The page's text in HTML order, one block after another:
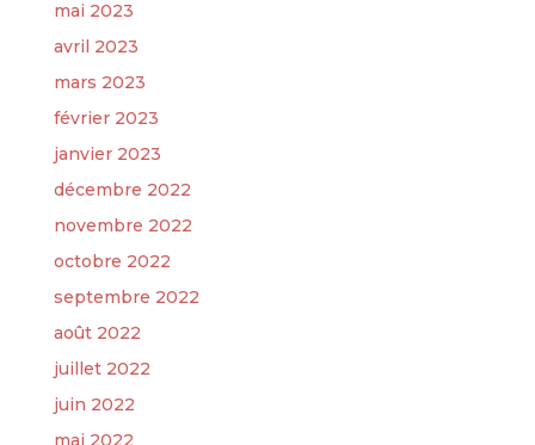
mai 2023
avril 2023
mars 2023
février 2023
janvier 2023
décembre 2022
novembre 2022
octobre 2022
septembre 2022
août 2022
juillet 2022
juin 2022
mai 2022